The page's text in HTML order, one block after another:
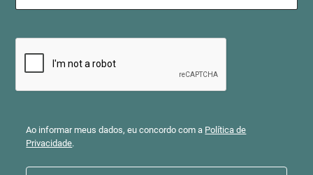
Ao informar meus dados, eu concordo com a Política de
Privacidade.